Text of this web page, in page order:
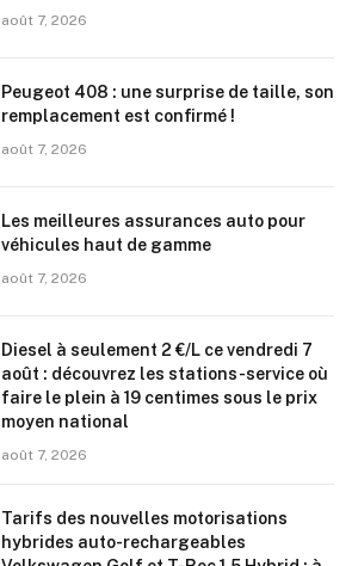
août 7, 2026
Peugeot 408 : une surprise de taille, son
remplacement est confirmé !
août 7, 2026
Les meilleures assurances auto pour
véhicules haut de gamme
août 7, 2026
Diesel à seulement 2 €/L ce vendredi 7
août : découvrez les stations-service où
faire le plein à 19 centimes sous le prix
moyen national
août 7, 2026
Tarifs des nouvelles motorisations
hybrides auto-rechargeables